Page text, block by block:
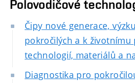
Polovodičové
Čipy nové generace,
pokročilých a k
technologií, materiálů a
Diagnostika pro